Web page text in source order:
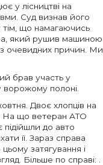
у лісництві на
Суд визнав його
тім, що намагаючись
який рушив машиною
з очевидних причин. Ми
брав участь у
ворожому полоні.
Двоє хлопців на
На що ветеран АТО
підійшли до авто
її. Зараз справа
затягування і
Більше по справі: .